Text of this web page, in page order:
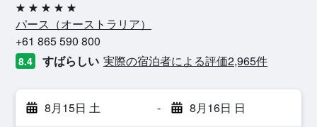
5つ星
パース​（オーストラリア​）​
+61 865 590 800
8.4 すばらしい 実際の宿泊者による評価2,965​件
8月15日 土 - 8月16日 日